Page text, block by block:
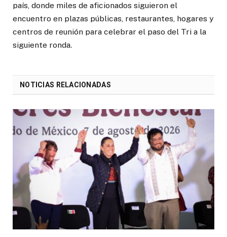
país, donde miles de aficionados siguieron el
encuentro en plazas públicas, restaurantes, hogares y
centros de reunión para celebrar el paso del Tri a la
siguiente ronda.
NOTICIAS RELACIONADAS